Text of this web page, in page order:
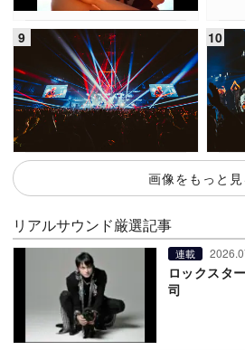
画像をもっと見
リアルサウンド厳選記事
連載
ロックスタ
司